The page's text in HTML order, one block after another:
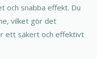
och snabba effekt. Du
vilket gör det
ett säkert och effektivt